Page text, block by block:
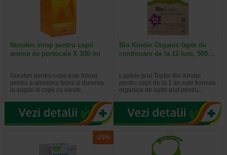
Nurofen sirop pentru copii
aroma de portocale X 100 ml
Nurofen pentru copii este folosit
pentru a ameliora febra si durerea
la sugari si copii cu varste…
Bio Kinder Organic lapte de
continuare de la 12 luni, 500…
Laptele praf Topfer Bio Kinder
pentru copii de la 1 an este formula
organica de lapte praf pentru…
-25%